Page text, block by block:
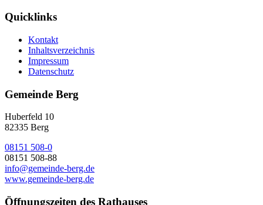
Quicklinks
Kontakt
Inhaltsverzeichnis
Impressum
Datenschutz
Gemeinde Berg
Huberfeld 10
82335 Berg
08151 508-0
08151 508-88
info@gemeinde-berg.de
www.gemeinde-berg.de
Öffnungszeiten des Rathauses